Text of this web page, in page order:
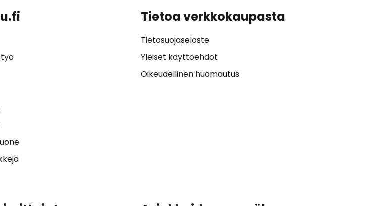
Tietoa verkkokaupasta
Tietosuojaseloste
Yleiset käyttöehdot
Oikeudellinen huomautus